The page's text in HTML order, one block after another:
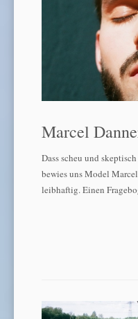
Marcel
Dass scheu und
bewies uns Model
leibhaftig. Einen